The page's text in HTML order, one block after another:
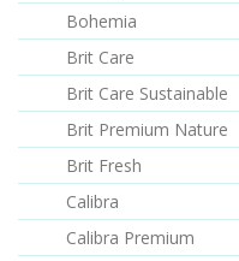
Bohemia
Brit Care
Brit Care Sustainable
Brit Premium Nature
Brit Fresh
Calibra
Calibra Premium